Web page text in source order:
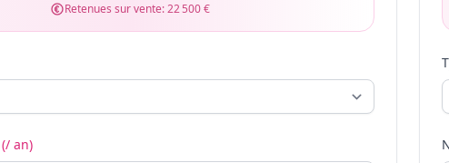
Retenues sur vente:22 500 €
(/ an)